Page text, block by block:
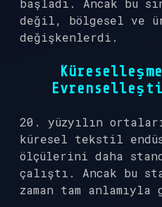
başladı. Ancak bu
değil, bölgesel ve
değişkenlerdi.
20. yüzyılın
küresel tekstil
ölçülerini daha
çalıştı. Ancak bu
zaman tam anlamıyla